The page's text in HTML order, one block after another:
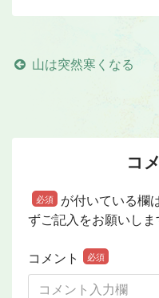
山は突然寒くなる
コ
必須
が付いている欄
ずご記入をお願いしま
コメント 必須